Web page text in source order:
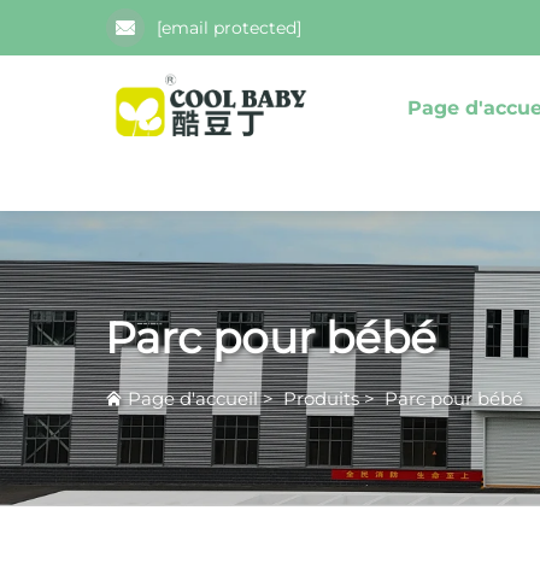
[email protected]
Page
Parc pour bébé
Page d'accueil>Produits>Parc pour bébé